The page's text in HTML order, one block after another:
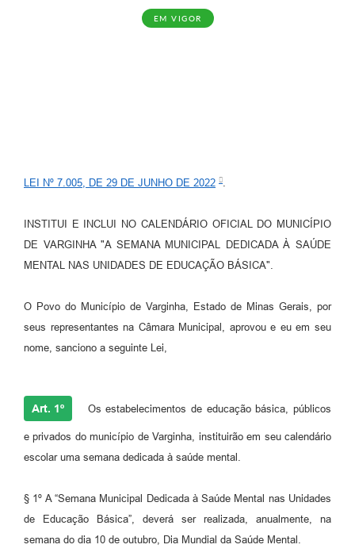
EM VIGOR
LEI Nº 7.005, DE 29 DE JUNHO DE 2022 .
INSTITUI E INCLUI NO CALENDÁRIO OFICIAL DO MUNICÍPIO
DE VARGINHA "A SEMANA MUNICIPAL DEDICADA À SAÚDE
MENTAL NAS UNIDADES DE EDUCAÇÃO BÁSICA".
O Povo do Município de Varginha, Estado de Minas Gerais, por
seus representantes na Câmara Municipal, aprovou e eu em seu
nome, sanciono a seguinte Lei,
Art. 1º Os estabelecimentos de educação básica, públicos
e privados do município de Varginha, instituirão em seu calendário
escolar uma semana dedicada à saúde mental.
§ 1º A “Semana Municipal Dedicada à Saúde Mental nas Unidades
de Educação Básica”, deverá ser realizada, anualmente, na
semana do dia 10 de outubro, Dia Mundial da Saúde Mental.